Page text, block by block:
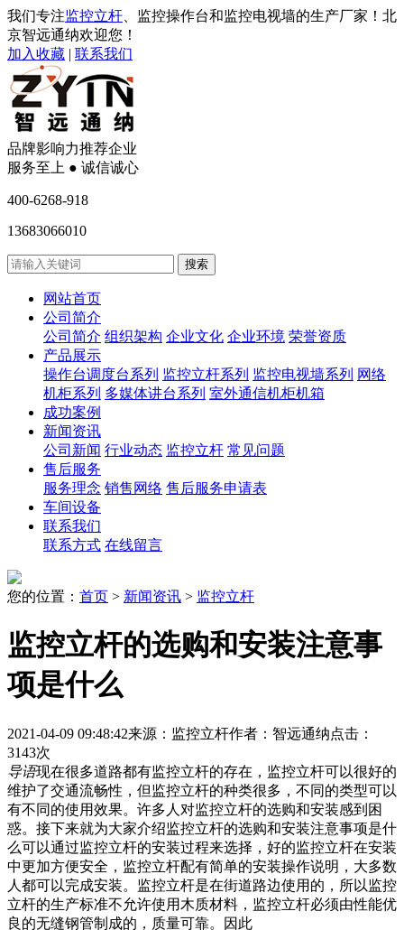
我们专注监控立杆 、监控操作台和监控电视墙的生产厂家！北
京智远通纳欢迎您！
加入收藏 | 联系我们
品牌影响力推荐企业
服务至上 ● 诚信诚心
400-6268-918
13683066010
网站首页
公司简介
公司简介 组织架构 企业文化 企业环境 荣誉资质
产品展示
操作台调度台系列 监控立杆系列 监控电视墙系列 网络
机柜系列 多媒体讲台系列 室外通信机柜机箱
成功案例
新闻资讯
公司新闻 行业动态 监控立杆 常见问题
售后服务
服务理念 销售网络 售后服务申请表
车间设备
联系我们
联系方式 在线留言
您的位置： 首页 > 新闻资讯 > 监控立杆
监控立杆的选购和安装注意事
项是什么
2021-04-09 09:48:42来源：监控立杆作者：智远通纳点击：
3143次
导语现在很多道路都有监控立杆的存在，监控立杆可以很好的
维护了交通流畅性，但监控立杆的种类很多，不同的类型可以
有不同的使用效果。许多人对监控立杆的选购和安装感到困
惑。接下来就为大家介绍监控立杆的选购和安装注意事项是什
么可以通过监控立杆的安装过程来选择，好的监控立杆在安装
中更加方便安全，监控立杆配有简单的安装操作说明，大多数
人都可以完成安装。监控立杆是在街道路边使用的，所以监控
立杆的生产标准不允许使用木质材料，监控立杆必须由性能优
良的无缝钢管制成的，质量可靠。因此